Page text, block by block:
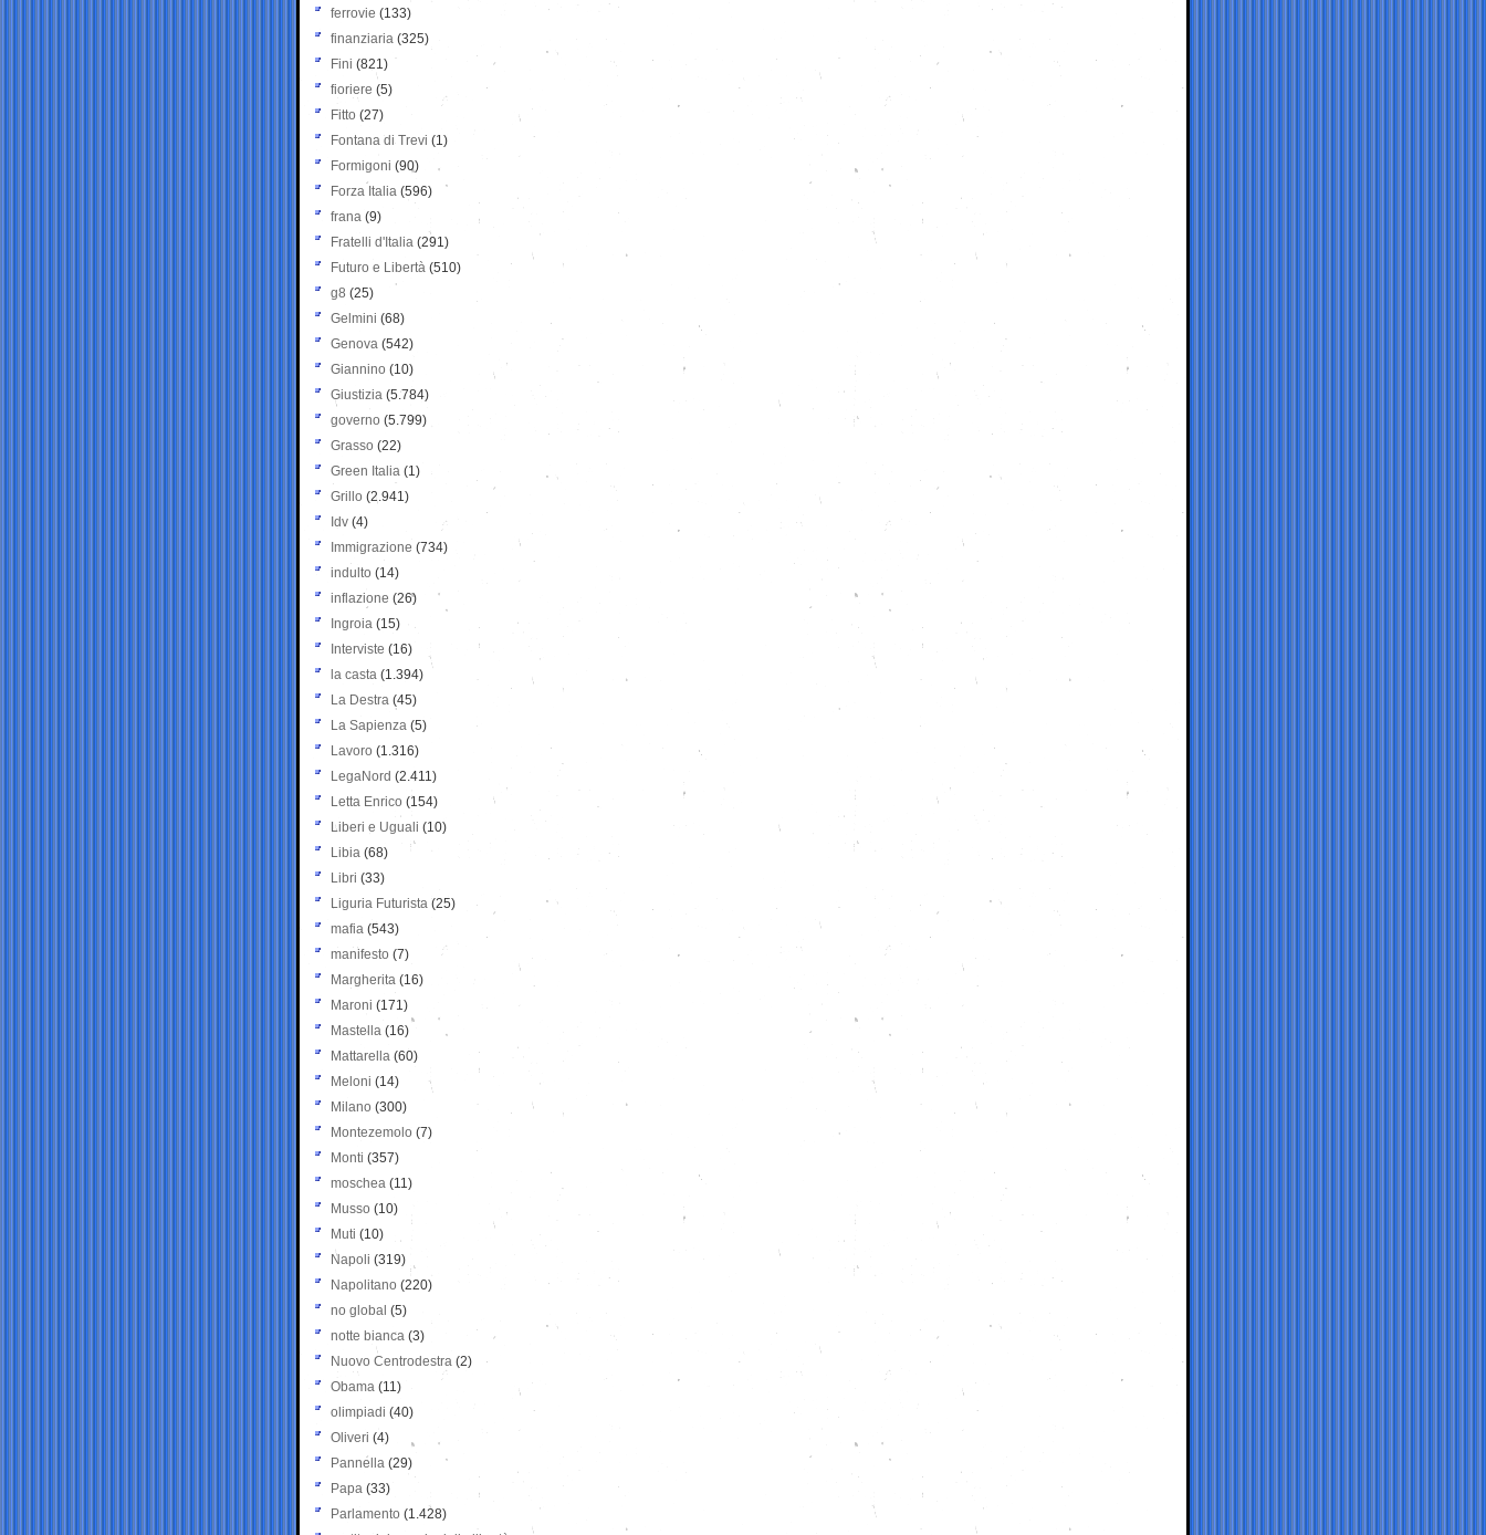
ferrovie (133)
finanziaria (325)
Fini (821)
fioriere (5)
Fitto (27)
Fontana di Trevi (1)
Formigoni (90)
Forza Italia (596)
frana (9)
Fratelli d'Italia (291)
Futuro e Libertà (510)
g8 (25)
Gelmini (68)
Genova (542)
Giannino (10)
Giustizia (5.784)
governo (5.799)
Grasso (22)
Green Italia (1)
Grillo (2.941)
Idv (4)
Immigrazione (734)
indulto (14)
inflazione (26)
Ingroia (15)
Interviste (16)
la casta (1.394)
La Destra (45)
La Sapienza (5)
Lavoro (1.316)
LegaNord (2.411)
Letta Enrico (154)
Liberi e Uguali (10)
Libia (68)
Libri (33)
Liguria Futurista (25)
mafia (543)
manifesto (7)
Margherita (16)
Maroni (171)
Mastella (16)
Mattarella (60)
Meloni (14)
Milano (300)
Montezemolo (7)
Monti (357)
moschea (11)
Musso (10)
Muti (10)
Napoli (319)
Napolitano (220)
no global (5)
notte bianca (3)
Nuovo Centrodestra (2)
Obama (11)
olimpiadi (40)
Oliveri (4)
Pannella (29)
Papa (33)
Parlamento (1.428)